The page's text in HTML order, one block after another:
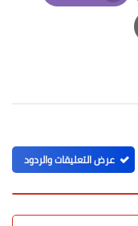
Email
عرض التعليقات والردود